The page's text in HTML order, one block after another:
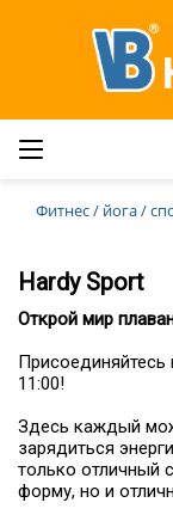
Фитнес / йога /
Hardy Sport
Открой мир
Присоединяйтесь
11:00!
Здесь каждый
зарядиться
только отличный
форму, но и